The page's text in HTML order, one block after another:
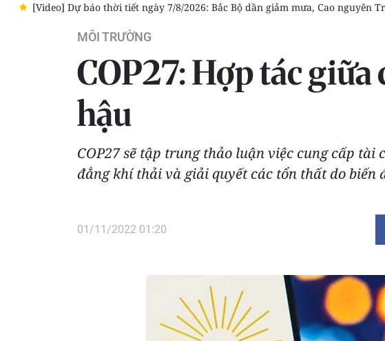
mưa dông về chiều tối [Video] Chính phủ ban hành Kế hoạch hành động
MÔI TRƯỜNG
COP27: Hợp tác
hậu
COP27 sẽ tập trung thảo luận việc cung cấp
đẳng khí thải và giải quyết các tổn thất do biến
01/11/2022 01:20